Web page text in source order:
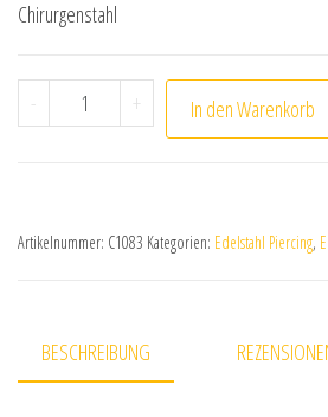
Chirurgenstahl
- Herz Bauchnabelpiercing mit
+ In den Warenkorb
Artikelnummer: C1083 Kategorien: Edelstahl Piercing,
BESCHREIBUNG